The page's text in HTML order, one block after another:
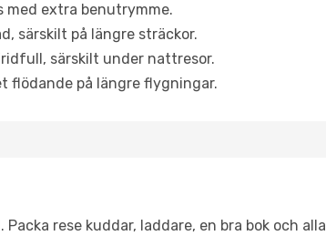
med extra benutrymme.
särskilt på längre sträckor.
särskilt under nattresor.
flödande på längre flygningar.
rese kuddar, laddare, en bra bok och alla